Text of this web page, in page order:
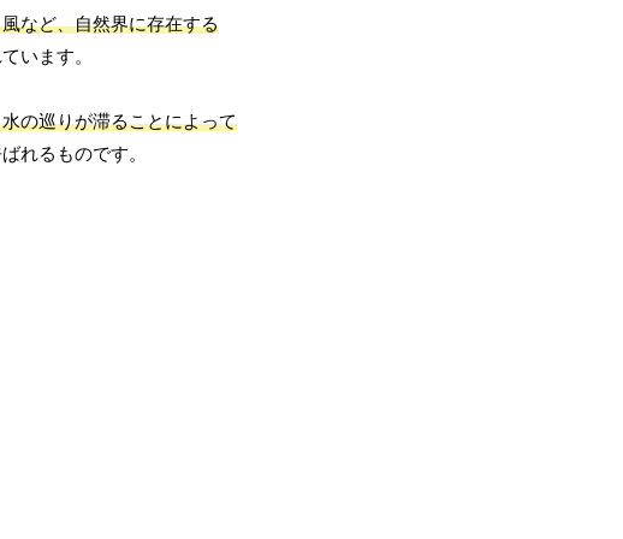
など、自然界に存在する
います。
の巡りが滞ることによって
れるものです。